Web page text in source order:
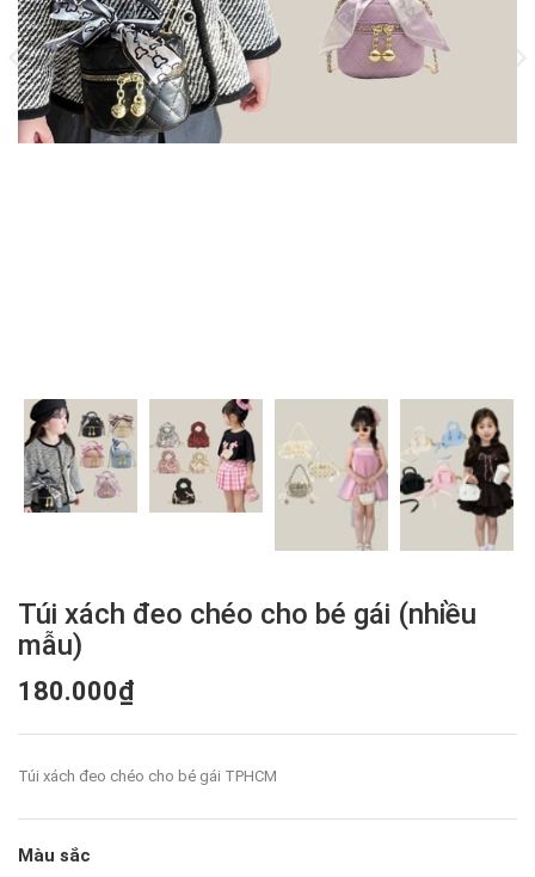
Túi xách đeo chéo cho bé gái (nhiều
mẫu)
180.000₫
Túi xách đeo chéo cho bé gái TPHCM
Màu sắc